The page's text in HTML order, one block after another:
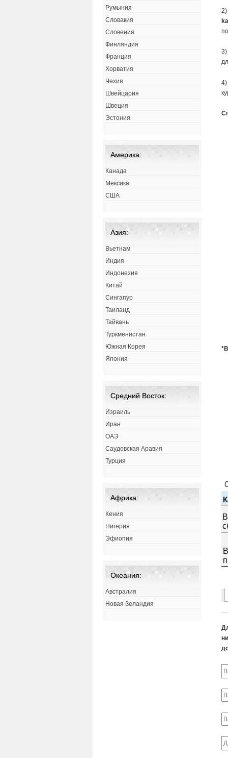
4)
Румыния
Словакия
Словения
Финляндия
Франция
Хорватия
Чехия
Швейцария
Швеция
Эстония
Америка:
Канада
Мексика
США
Азия:
Вьетнам
Индия
Индонезия
Китай
Сингапур
Таиланд
Тайвань
Туркменистан
Южная Корея
Япония
Средний Восток:
Израиль
Иран
ОАЭ
Саудовская Аравия
Турция
Африка:
Кения
Нигерия
Эфиопия
Океания:
Австралия
Новая Зеландия